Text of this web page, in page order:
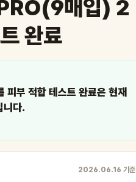
매입) 2
완료
부 적합 테스트 완료은 현재
니다.
2026.06.16 기준